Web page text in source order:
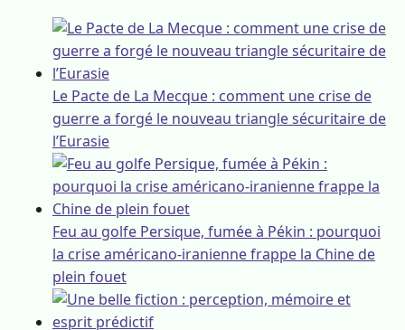
Le Pacte de La Mecque : comment une crise de
guerre a forgé le nouveau triangle sécuritaire de
l’Eurasie
Feu au golfe Persique, fumée à Pékin : pourquoi
la crise américano-iranienne frappe la Chine de
plein fouet